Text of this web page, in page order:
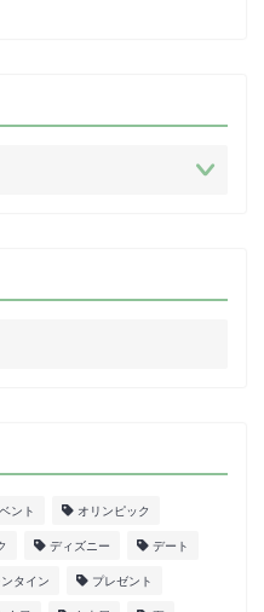
ント オリンピック
ディズニー デート
タイン プレゼント